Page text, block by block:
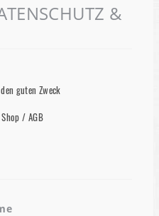
&
guten Zweck
/ AGB